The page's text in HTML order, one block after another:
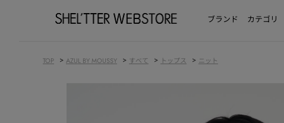
ブランド カテゴリ
TOP > AZUL BY MOUSSY > すべて > トップス > ニット